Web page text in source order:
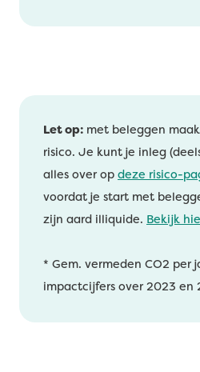
Let op: met beleggen
risico. Je kunt je inleg
alles over op deze risico-
voordat je start met
zijn aard illiquide. Bekijk
* Gem. vermeden CO2 per
impactcijfers over 2023 en